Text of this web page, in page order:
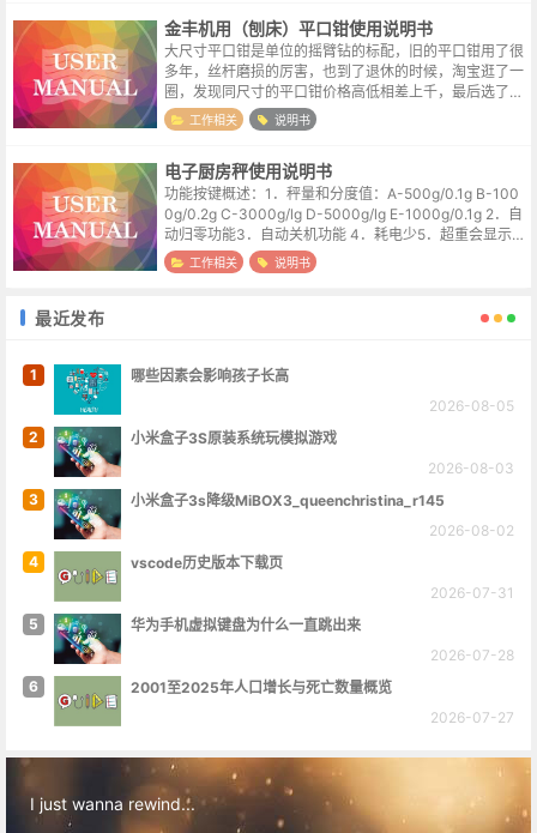
金丰机用（刨床）平口钳使用说明书
大尺寸平口钳是单位的摇臂钻的标配，旧的平口钳用了很
多年，丝杆磨损的厉害，也到了退休的时候，淘宝逛了一
圈，发现同尺寸的平口钳价格高低相差上千，最后选了一
款价格适中的。到货后尺寸合适，强度也不错，毕竟标称
的是机用，摇臂钻的工作扭距自然比不...
工作相关 说明书
电子厨房秤使用说明书
功能按键概述：1．秤量和分度值：A-500g/0.1g B-100
0g/0.2g C-3000g/lg D-5000g/lg E-1000g/0.1g 2．自
动归零功能3．自动关机功能 4．耗电少5．超重会显示
“OLd”6．去皮功能7...
工作相关 说明书
最近发布
1
哪些因素会影响孩子长高
2026-08-05
2
小米盒子3S原装系统玩模拟游戏
2026-08-03
3
小米盒子3s降级MiBOX3_queenchristina_r145
2026-08-02
4
vscode历史版本下载页
2026-07-31
5
华为手机虚拟键盘为什么一直跳出来
2026-07-28
6
2001至2025年人口增长与死亡数量概览
2026-07-27
I just wanna rewind...